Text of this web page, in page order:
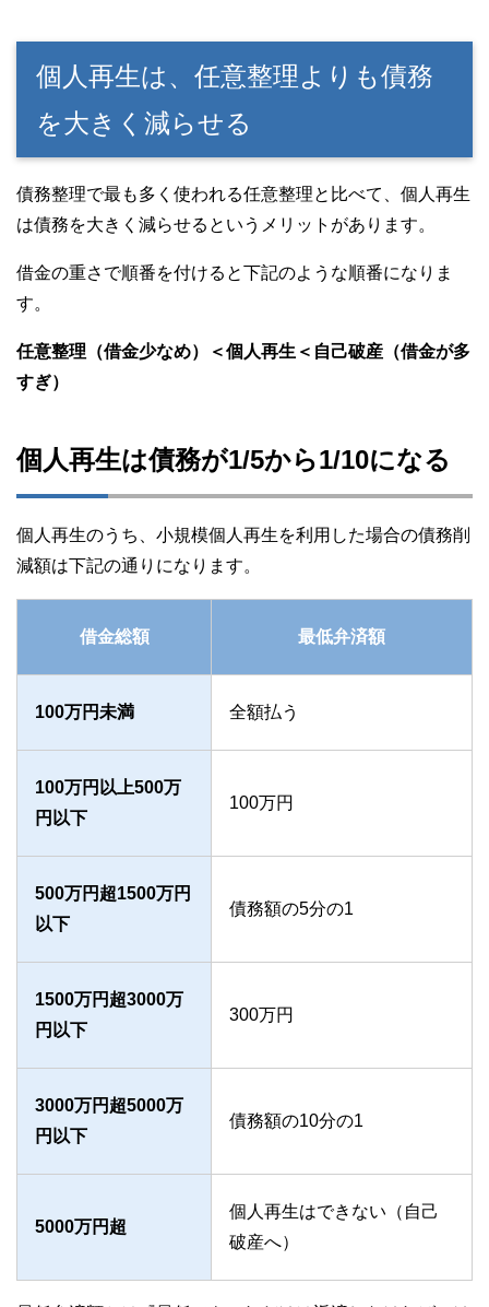
個人再生は、任意整理よりも債務
を大きく減らせる
債務整理で最も多く使われる任意整理と比べて、個人再生
は債務を大きく減らせるというメリットがあります。
借金の重さで順番を付けると下記のような順番になりま
す。
任意整理（借金少なめ）＜個人再生＜自己破産（借金が多
すぎ）
個人再生は債務が1/5から1/10になる
個人再生のうち、小規模個人再生を利用した場合の債務削
減額は下記の通りになります。
借金総額 最低弁済額
100万円未満 全額払う
100万円以上500万
円以下
100万円
500万円超1500万円
以下
債務額の5分の1
1500万円超3000万
円以下
300万円
3000万円超5000万
円以下
債務額の10分の1
5000万円超
個人再生はできない（自己
破産へ）